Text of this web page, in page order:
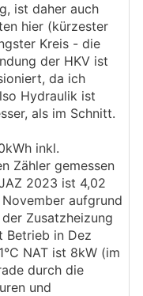
ist daher auch
hier (kürzester
Kreis - die
der HKV ist
da ich
Hydraulik ist
als im Schnitt.
inkl.
Zähler gemessen
2023 ist 4,02
aufgrund
Zusatzheizung
Betrieb in Dez
NAT ist 8kW (im
durch die
und